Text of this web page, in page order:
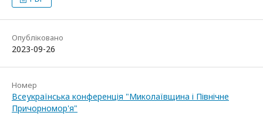
Опубліковано
2023-09-26
Номер
Всеукраїнська конференція "Миколаївщина і Північне
Причорномор'я"